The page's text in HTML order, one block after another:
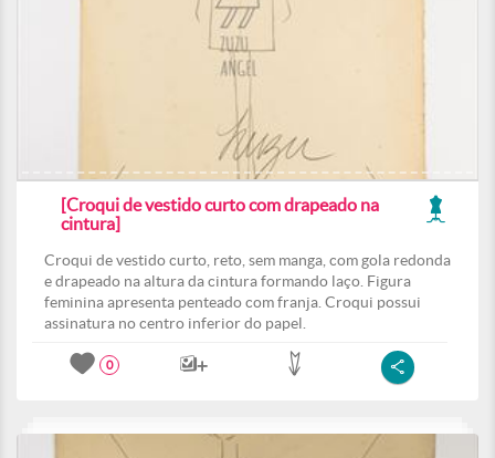
[Croqui de vestido curto com drapeado na
cintura]
Croqui de vestido curto, reto, sem manga, com gola redonda
e drapeado na altura da cintura formando laço. Figura
feminina apresenta penteado com franja. Croqui possui
assinatura no centro inferior do papel.
0